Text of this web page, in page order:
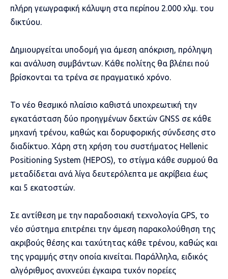
πλήρη γεωγραφική κάλυψη στα περίπου 2.000 χλμ. του
δικτύου.
Δημιουργείται υποδομή για άμεση απόκριση, πρόληψη
και ανάλυση συμβάντων. Κάθε πολίτης θα βλέπει πού
βρίσκονται τα τρένα σε πραγματικό χρόνο.
Το νέο θεσμικό πλαίσιο καθιστά υποχρεωτική την
εγκατάσταση δύο προηγμένων δεκτών GNSS σε κάθε
μηχανή τρένου, καθώς και δορυφορικής σύνδεσης στο
διαδίκτυο. Χάρη στη χρήση του συστήματος Hellenic
Positioning System (HEPOS), το στίγμα κάθε συρμού θα
μεταδίδεται ανά λίγα δευτερόλεπτα με ακρίβεια έως
και 5 εκατοστών.
Σε αντίθεση με την παραδοσιακή τεχνολογία GPS, το
νέο σύστημα επιτρέπει την άμεση παρακολούθηση της
ακριβούς θέσης και ταχύτητας κάθε τρένου, καθώς και
της γραμμής στην οποία κινείται. Παράλληλα, ειδικός
αλγόριθμος ανιχνεύει έγκαιρα τυχόν πορείες